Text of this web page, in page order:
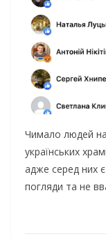
Чимало людей
українських
адже серед них
погляди та не